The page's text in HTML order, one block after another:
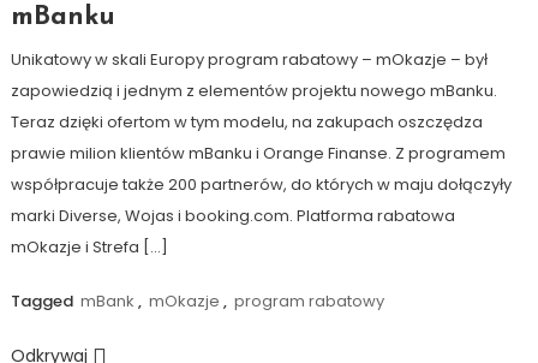
mBanku
Unikatowy w skali Europy program rabatowy – mOkazje – był
zapowiedzią i jednym z elementów projektu nowego mBanku.
Teraz dzięki ofertom w tym modelu, na zakupach oszczędza
prawie milion klientów mBanku i Orange Finanse. Z programem
współpracuje także 200 partnerów, do których w maju dołączyły
marki Diverse, Wojas i booking.com. Platforma rabatowa
mOkazje i Strefa […]
Tagged mBank , mOkazje , program rabatowy
Odkrywaj